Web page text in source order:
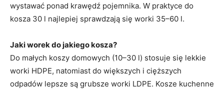
wystawać ponad krawędź pojemnika. W praktyce do
kosza 30 l najlepiej sprawdzają się worki 35–60 l.
Jaki worek do jakiego kosza?
Do małych koszy domowych (10–30 l) stosuje się lekkie
worki HDPE, natomiast do większych i cięższych
odpadów lepsze są grubsze worki LDPE. Kosze kuchenne